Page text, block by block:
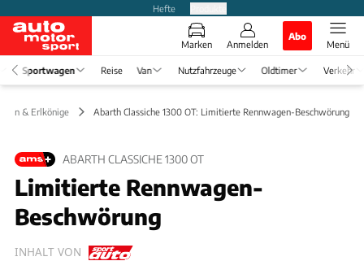
Hefte
Marken Anmelden
Abo
Menü
Sportwagen Reise Van Nutzfahrzeuge Oldtimer Verkehr
& Erlkönige Abarth Classiche 1300 OT: Limitierte Rennwagen-Beschwörung
ABARTH CLASSICHE 1300 OT
Limitierte Rennwagen-
Beschwörung
INHALT VON